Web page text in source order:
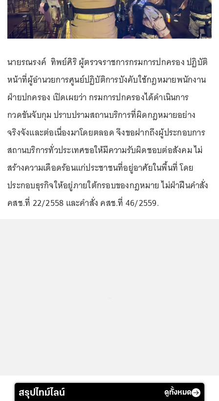
นายรณรงค์ ทิพย์ศิริ ผู้ตรวจราชการกรมการปกครอง ปฏิบัติ
หน้าที่ผู้อำนวยการศูนย์ปฏิบัติการบังคับใช้กฎหมายพนักงาน
ฝ่ายปกครอง เปิดเผยว่า กรมการปกครองได้ดำเนินการ
กวดขันจับกุม ปราบปรามสถานบริการที่ผิดกฎหมายอย่าง
จริงจังและต่อเนื่องมาโดยตลอด จึงขอฝากถึงผู้ประกอบการ
สถานบริการทั่วประเทศขอให้มีความรับผิดชอบต่อสังคม ไม่
สร้างความเดือดร้อนแก่ประชาชนที่อยู่อาศัยในพื้นที่ โดย
ประกอบธุรกิจให้อยู่ภายใต้กรอบของกฎหมาย ไม่ฝ่าฝืนคำสั่ง
คสช.ที่ 22/2558 และคำสั่ง คสช.ที่ 46/2559.
สรุปไทม์ไลน์ ดูทั้งหมด